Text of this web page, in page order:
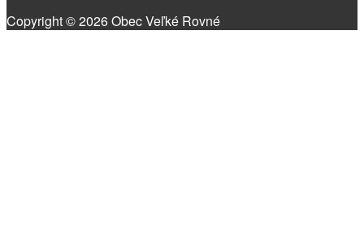
Copyright © 2026 Obec Veľké Rovné